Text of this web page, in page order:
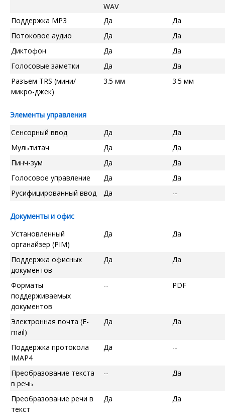
WAV
Поддержка MP3 Да
Да
Потоковое аудио
Да
Да
Диктофон
Да
Да
Голосовые заметки
Да
Да
Разъем TRS (мини/
микро-джек)
3.5 мм 3.5 мм
Элементы управления
Сенсорный ввод
Да
Да
Мультитач
Да
Да
Пинч-зум
Да
Да
Голосовое управление
Да
Да
Русифицированный ввод
Да --
Документы и офис
Установленный
органайзер (PIM)
Да Да
Поддержка офисных
документов
Да Да
Форматы
поддерживаемых
документов
-- PDF
Электронная почта (E-
mail)
Да Да
Поддержка протокола
IMAP4
Да --
Преобразование текста
в речь
-- Да
Преобразование речи в
текст
Да Да